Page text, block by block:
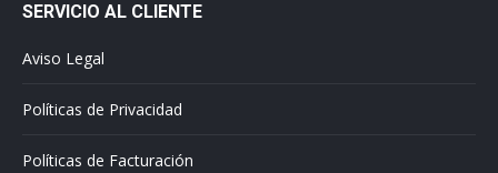
opens
window
opens
new
window
opens
window
opens
window
opens
window
SERVICIO AL CLIENTE
Aviso Legal
Políticas de Privacidad
Políticas de Facturación